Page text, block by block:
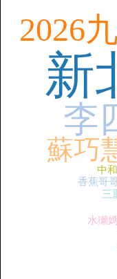
新
李
2026
蘇巧
水獺
中和
香蕉哥
三